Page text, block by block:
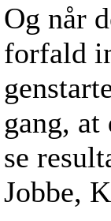
Og når
forfald
gang,
se
Jobbe,